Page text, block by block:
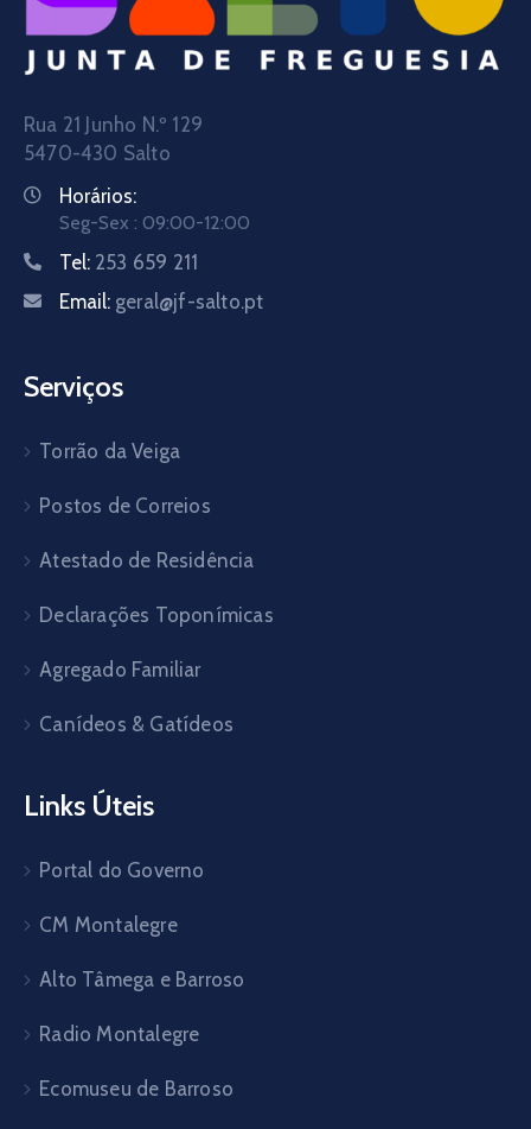
Rua 21 Junho N.º 129
5470-430 Salto
Horários:
Seg-Sex : 09:00-12:00
Tel: 253 659 211
Email: geral@jf-salto.pt
Serviços
Torrão da Veiga
Postos de Correios
Atestado de Residência
Declarações Toponímicas
Agregado Familiar
Canídeos & Gatídeos
Links Úteis
Portal do Governo
CM Montalegre
Alto Tâmega e Barroso
Radio Montalegre
Ecomuseu de Barroso